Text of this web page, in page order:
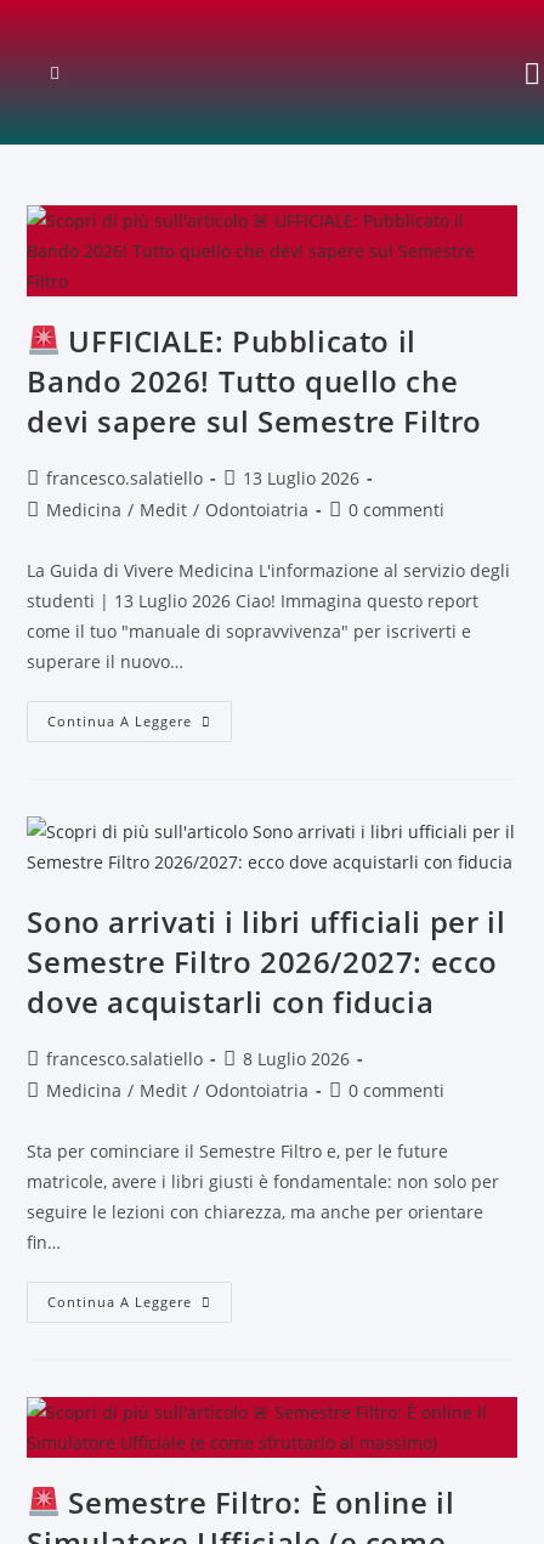
UFFICIALE: Pubblicato il
Bando 2026! Tutto quello che
devi sapere sul Semestre Filtro
francesco.salatiello
13 Luglio 2026
Medicina / Medit / Odontoiatria 0 commenti
La Guida di Vivere Medicina L'informazione al servizio degli
studenti | 13 Luglio 2026 Ciao! Immagina questo report
come il tuo "manuale di sopravvivenza" per iscriverti e
superare il nuovo…
Continua A Leggere
Sono arrivati i libri ufficiali per il
Semestre Filtro 2026/2027: ecco
dove acquistarli con fiducia
francesco.salatiello
8 Luglio 2026
Medicina / Medit / Odontoiatria 0 commenti
Sta per cominciare il Semestre Filtro e, per le future
matricole, avere i libri giusti è fondamentale: non solo per
seguire le lezioni con chiarezza, ma anche per orientare
fin…
Continua A Leggere
Semestre Filtro: È online il